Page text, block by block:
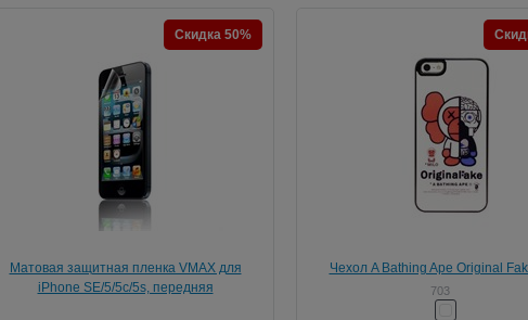
Матовая защитная пленка VMAX для
iPhone SE/5/5c/5s, передняя
Скидка 50%
Чехол A Bathing Ape Original
iPhone 5/5s
703